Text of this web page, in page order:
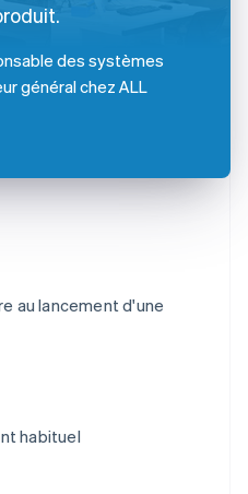
au lancement d'une
habituel
des systèmes
général chez ALL